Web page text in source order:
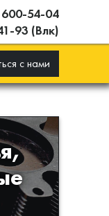
54-04
93 (Влк)
с нами
для
из